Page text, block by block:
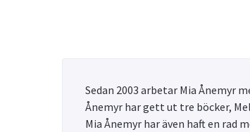
Sedan 2003 arbetar Mia Ånemyr
Ånemyr har gett ut tre böcker,
Mia Ånemyr har även haft en